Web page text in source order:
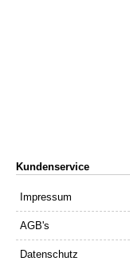
Kundenservice
Impressum
AGB's
Datenschutz